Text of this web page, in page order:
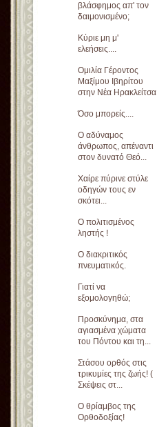
βλάσφημος απ' τον
δαιμονισμένο;
Κύριε μη μ'
ελεήσεις....
Ομιλία Γέροντος
Μαξίμου Ιβηρίτου
στην Νέα Ηρακλείτσα
Όσο μπορείς....
Ο αδύναμος
άνθρωπος, απέναντι
στον δυνατό Θεό...
Χαίρε πύρινε στύλε
οδηγών τους εν
σκότει...
Ο πολιτισμένος
ληστής !
Ο διακριτικός
πνευματικός.
Γιατί να
εξομολογηθώ;
Προσκύνημα, στα
αγιασμένα χώματα
του Πόντου και τη...
Στάσου ορθός στις
τρικυμίες της ζωής! (
Σκέψεις στ...
Ο θρίαμβος της
Ορθοδοξίας!